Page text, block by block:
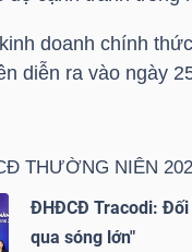
doanh chính
diễn ra vào ngày
THƯỜNG NIÊN
ĐHĐCĐ Tracodi: Đối
qua sóng lớn"